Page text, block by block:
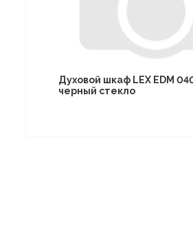
Духовой шкаф LEX EDM
черный стекло